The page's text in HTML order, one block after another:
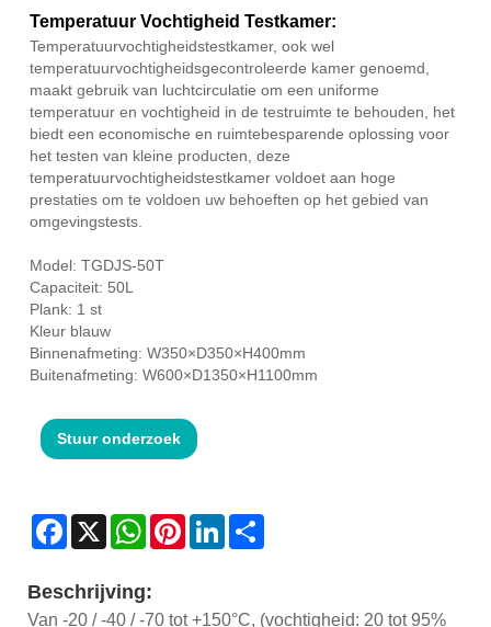
Temperatuur Vochtigheid Testkamer:
Temperatuurvochtigheidstestkamer, ook wel
temperatuurvochtigheidsgecontroleerde kamer genoemd,
maakt gebruik van luchtcirculatie om een ​​uniforme
temperatuur en vochtigheid in de testruimte te behouden, het
biedt een economische en ruimtebesparende oplossing voor
het testen van kleine producten, deze
temperatuurvochtigheidstestkamer voldoet aan hoge
prestaties om te voldoen uw behoeften op het gebied van
omgevingstests.
Model: TGDJS-50T
Capaciteit: 50L
Plank: 1 st
Kleur blauw
Binnenafmeting: W350×D350×H400mm
Buitenafmeting: W600×D1350×H1100mm
Stuur onderzoek
Facebook
X WhatsAppPinterestLinkedIn
Beschrijving:
Van -20 / -40 / -70 tot +150°C, (vochtigheid: 20 tot 95%